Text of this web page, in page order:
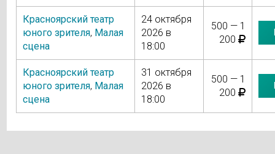
Красноярский театр
юного зрителя, Малая
сцена
24 октября
2026 в
18:00
500 — 1
200
Красноярский театр
юного зрителя, Малая
сцена
31 октября
2026 в
18:00
500 — 1
200